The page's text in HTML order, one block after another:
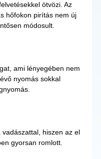
ötvözi. Az
hőfokon pirítás nem új
módosult.
ami lényegében nem
nyomás sokkal
hiszen az el
gyorsan romlott.